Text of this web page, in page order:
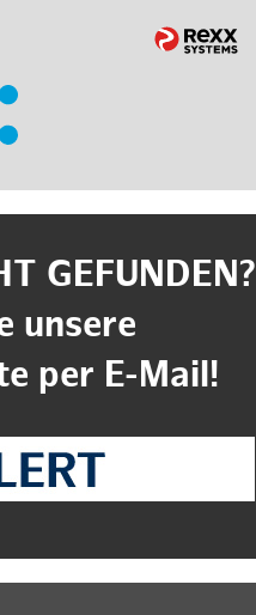
GEFUNDEN?
unsere
per E-Mail!